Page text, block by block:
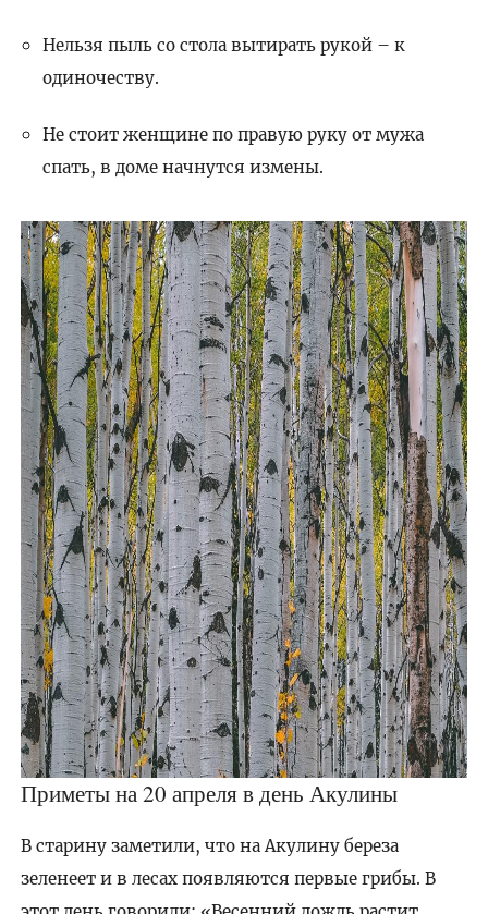
Нельзя пыль со стола вытирать рукой – к
одиночеству.
Не стоит женщине по правую руку от мужа
спать, в доме начнутся измены.
Приметы на 20 апреля в день Акулины
В старину заметили, что на Акулину береза
зеленеет и в лесах появляются первые грибы. В